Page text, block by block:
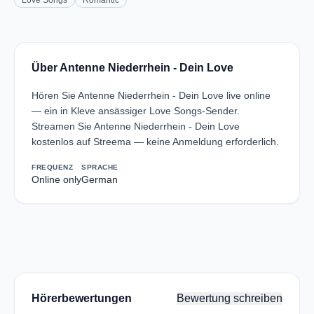
Über Antenne Niederrhein - Dein Love
Hören Sie Antenne Niederrhein - Dein Love live online
— ein in Kleve ansässiger Love Songs-Sender.
Streamen Sie Antenne Niederrhein - Dein Love
kostenlos auf Streema — keine Anmeldung erforderlich.
FREQUENZ
Online only
SPRACHE
German
Hörerbewertungen Bewertung schreiben